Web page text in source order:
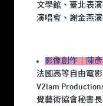
文學館、臺北表
演唱會、謝金燕
影像創作｜陳
法國高等自由電
V2lam
覺藝術協會秘書